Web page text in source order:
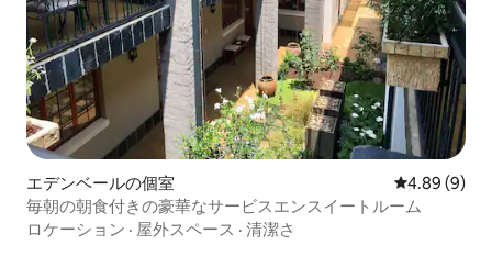
エデンベールの個室 レビュー9件
4.89 (9)
毎朝の朝食付きの豪華なサービスエンスイートルーム
ロケーション · 屋外スペース · 清潔さ